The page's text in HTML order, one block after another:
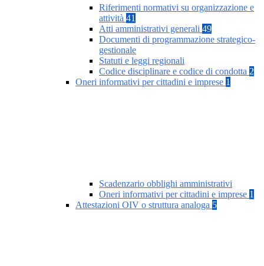
Riferimenti normativi su organizzazione e
attività 41
Atti amministrativi generali 49
Documenti di programmazione strategico-
gestionale
Statuti e leggi regionali
Codice disciplinare e codice di condotta 2
Oneri informativi per cittadini e imprese 1
Scadenzario obblighi amministrativi
Oneri informativi per cittadini e imprese 1
Attestazioni OIV o struttura analoga 5